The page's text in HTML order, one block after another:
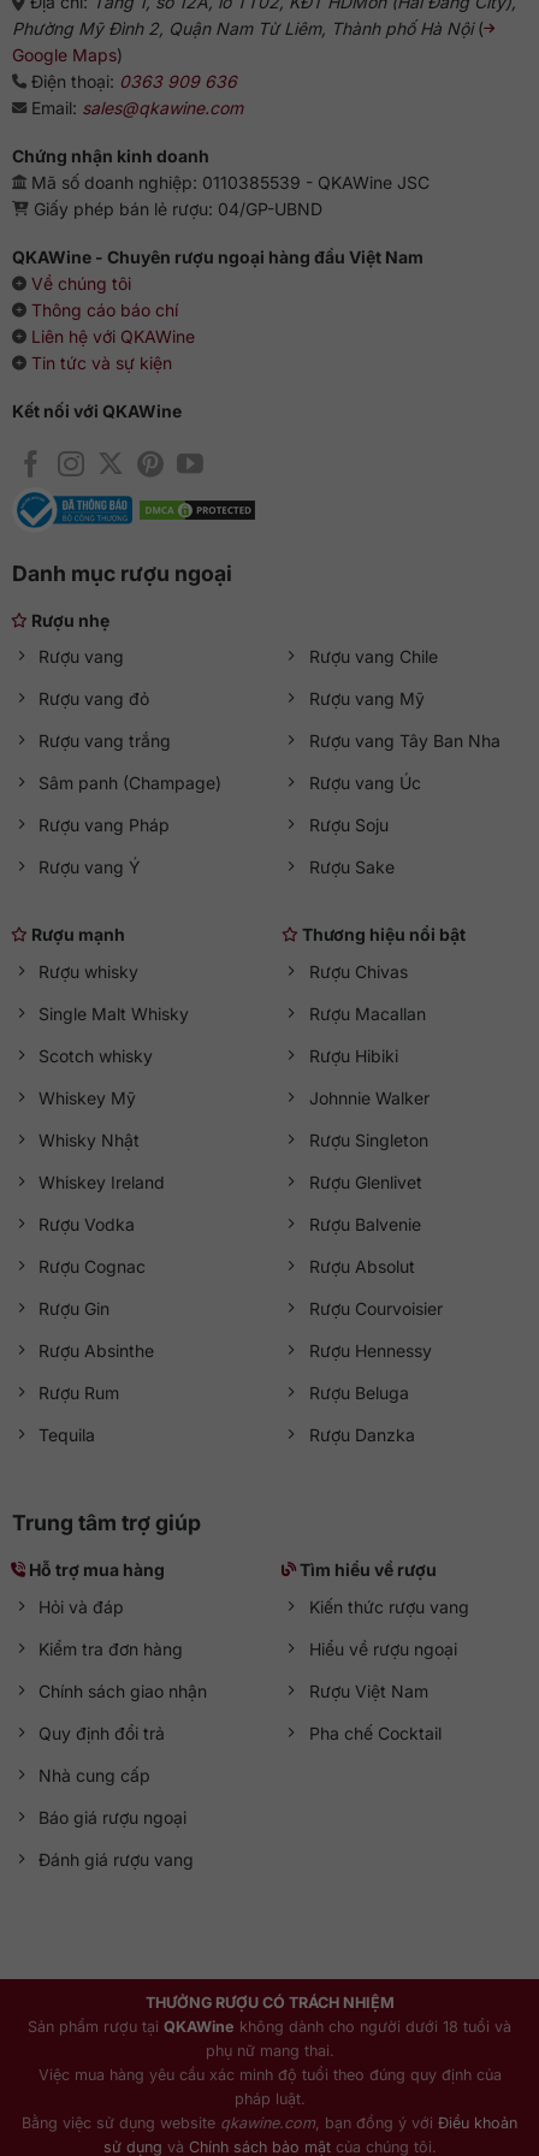
Phường Mỹ Đình 2, Quận Nam Từ Liêm, Thành phố Hà Nội(
Google Maps)
Điện thoại: 0363 909 636
Email: sales@qkawine.com
Chứng nhận kinh doanh
Mã số doanh nghiệp: 0110385539 - QKAWine JSC
Giấy phép bán lẻ rượu: 04/GP-UBND
QKAWine - Chuyên rượu ngoại hàng đầu Việt Nam
Về chúng tôi
Thông cáo báo chí
Liên hệ với QKAWine
Tin tức và sự kiện
Kết nối với QKAWine
Danh mục rượu ngoại
Rượu nhẹ
Rượu vang
Rượu vang đỏ
Rượu vang trắng
Sâm panh (Champage)
Rượu vang Pháp
Rượu vang Ý
Rượu vang Chile
Rượu vang Mỹ
Rượu vang Tây Ban Nha
Rượu vang Úc
Rượu Soju
Rượu Sake
Rượu mạnh
Rượu whisky
Single Malt Whisky
Scotch whisky
Whiskey Mỹ
Whisky Nhật
Whiskey Ireland
Rượu Vodka
Rượu Cognac
Rượu Gin
Rượu Absinthe
Rượu Rum
Tequila
Thương hiệu nổi bật
Rượu Chivas
Rượu Macallan
Rượu Hibiki
Johnnie Walker
Rượu Singleton
Rượu Glenlivet
Rượu Balvenie
Rượu Absolut
Rượu Courvoisier
Rượu Hennessy
Rượu Beluga
Rượu Danzka
Trung tâm trợ giúp
Hỗ trợ mua hàng
Hỏi và đáp
Kiểm tra đơn hàng
Chính sách giao nhận
Quy định đổi trả
Nhà cung cấp
Báo giá rượu ngoại
Đánh giá rượu vang
Tìm hiểu về rượu
Kiến thức rượu vang
Hiểu về rượu ngoại
Rượu Việt Nam
Pha chế Cocktail
THƯỞNG RƯỢU CÓ TRÁCH NHIỆM
Sản phẩm rượu tại QKAWine không dành cho người dưới 18 tuổi và
phụ nữ mang thai.
Việc mua hàng yêu cầu xác minh độ tuổi theo đúng quy định của
pháp luật.
Bằng việc sử dụng website qkawine.com , bạn đồng ý với Điều khoản
sử dụng và Chính sách bảo mậtcủa chúng tôi.